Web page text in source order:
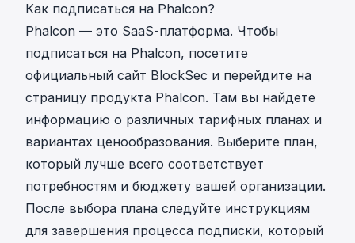
Как подписаться на Phalcon?
Phalcon — это SaaS-платформа. Чтобы
подписаться на Phalcon, посетите
официальный сайт BlockSec и перейдите на
страницу продукта Phalcon. Там вы найдете
информацию о различных тарифных планах и
вариантах ценообразования. Выберите план,
который лучше всего соответствует
потребностям и бюджету вашей организации.
После выбора плана следуйте инструкциям
для завершения процесса подписки, который